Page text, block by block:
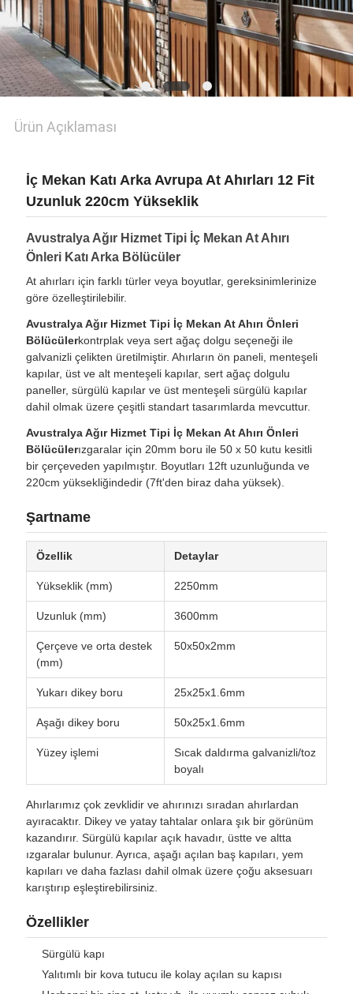
Ürün Açıklaması
İç Mekan Katı Arka Avrupa At Ahırları 12 Fit
Uzunluk 220cm Yükseklik
Avustralya Ağır Hizmet Tipi İç Mekan At Ahırı
Önleri Katı Arka Bölücüler
At ahırları için farklı türler veya boyutlar, gereksinimlerinize
göre özelleştirilebilir.
Avustralya Ağır Hizmet Tipi İç Mekan At Ahırı Önleri
Bölücülerkontrplak veya sert ağaç dolgu seçeneği ile
galvanizli çelikten üretilmiştir. Ahırların ön paneli, menteşeli
kapılar, üst ve alt menteşeli kapılar, sert ağaç dolgulu
paneller, sürgülü kapılar ve üst menteşeli sürgülü kapılar
dahil olmak üzere çeşitli standart tasarımlarda mevcuttur.
Avustralya Ağır Hizmet Tipi İç Mekan At Ahırı Önleri
Bölücülerızgaralar için 20mm boru ile 50 x 50 kutu kesitli
bir çerçeveden yapılmıştır. Boyutları 12ft uzunluğunda ve
220cm yüksekliğindedir (7ft'den biraz daha yüksek).
Şartname
Özellik Detaylar
Yükseklik (mm) 2250mm
Uzunluk (mm) 3600mm
Çerçeve ve orta destek
(mm)
50x50x2mm
Yukarı dikey boru 25x25x1.6mm
Aşağı dikey boru 50x25x1.6mm
Yüzey işlemi
Sıcak daldırma galvanizli/toz
boyalı
Ahırlarımız çok zevklidir ve ahırınızı sıradan ahırlardan
ayıracaktır. Dikey ve yatay tahtalar onlara şık bir görünüm
kazandırır. Sürgülü kapılar açık havadır, üstte ve altta
ızgaralar bulunur. Ayrıca, aşağı açılan baş kapıları, yem
kapıları ve daha fazlası dahil olmak üzere çoğu aksesuarı
karıştırıp eşleştirebilirsiniz.
Özellikler
Sürgülü kapı
Yalıtımlı bir kova tutucu ile kolay açılan su kapısı